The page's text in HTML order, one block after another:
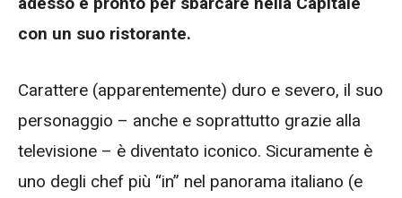
con un suo ristorante.
Carattere (apparentemente) duro e severo, il suo
personaggio – anche e soprattutto grazie alla
televisione – è diventato iconico. Sicuramente è
uno degli chef più “in” nel panorama italiano (e